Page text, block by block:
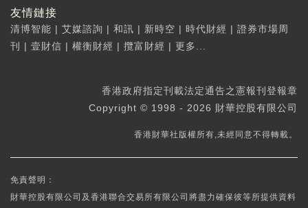
友情鏈接
清博智能 | 艾媒諮詢 | 和訊 | 新時空 | 時代財經 | 證券市場周
刊
| 壹財信 | 權衡財經 | 攬富財經 | 更多...
香港政府指定刊載法定通告之憲報刊登報章
Copyright © 1998 - 2026 財華控股有限公司
香港財華社版權所有,未經同意不得轉載。
免責聲明：
財華控股有限公司及香港聯合交易所有限公司將盡力確保彼等所提供資料